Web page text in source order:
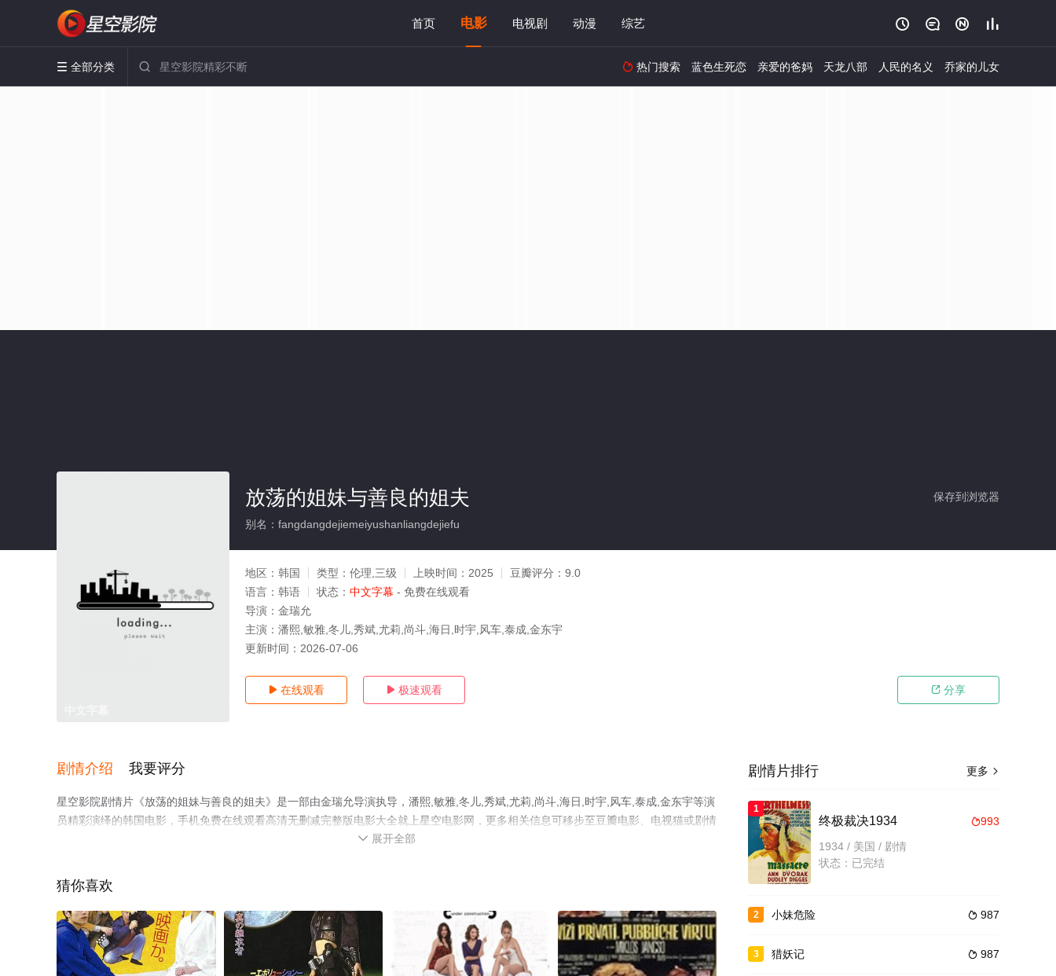
首页 电影 电视剧 动漫 综艺    
 全部分类   热门搜索 蓝色生死恋 亲爱的爸妈 天龙八部 人民的名义 乔家的儿女
保存到浏览器
放荡的姐妹与善良的姐夫
别名：fangdangdejiemeiyushanliangdejiefu
地区： 韩国 类型： 伦理,三级 上映时间： 2025 豆瓣评分： 9.0
语言： 韩语 状态： 中文字幕 - 免费在线观看
导演： 金瑞允
主演： 潘熙,敏雅,冬儿,秀斌,尤莉,尚斗,海日,时宇,风车,泰成,金东宇
更新时间： 2026-07-06
 在线观看  极速观看  分享
剧情介绍 我要评分
星空影院剧情片《放荡的姐妹与善良的姐夫》是一部由金瑞允导演执导，潘熙,敏雅,冬儿,秀斌,尤莉,尚斗,海日,时宇,风车,泰成,金东宇等演
员精彩演绎的韩国电影，手机免费在线观看高清无删减完整版电影大全就上星空电影网，更多相关信息可移步至豆瓣电影、电视猫或剧情
 展开全部
猜你喜欢
更多 
剧情片排行
1
993
终极裁决1934
1934 / 美国 / 剧情
状态：已完结
2  987
小妹危险
3  987
猎妖记